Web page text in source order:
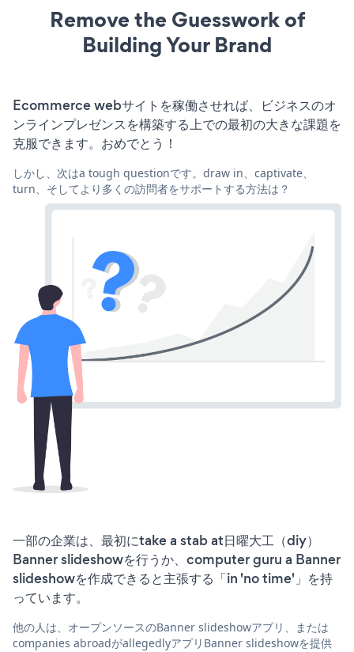
Remove the Guesswork of
Building Your Brand
Ecommerce webサイトを稼働させれば、ビジネスのオ
ンラインプレゼンスを構築する上での最初の大きな課題を
克服できます。おめでとう！
しかし、次はa tough questionです。draw in、captivate、
turn、そしてより多くの訪問者をサポートする方法は？
一部の企業は、最初にtake a stab at日曜大工（diy）
Banner slideshowを行うか、computer guru a Banner
slideshowを作成できると主張する「in 'no time'」を持
っています。
他の人は、オープンソースのBanner slideshowアプリ、または
companies abroadがallegedlyアプリBanner slideshowを提供